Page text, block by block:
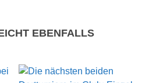
EBENFALLS